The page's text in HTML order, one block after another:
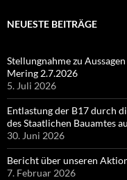
NEUESTE BEITRÄGE
Stellungnahme zu
Mering 2.7.2026
5. Juli 2026
Entlastung der B17 durch
des Staatlichen Bauamtes
30. Juni 2026
Bericht über unseren
7. Februar 2026